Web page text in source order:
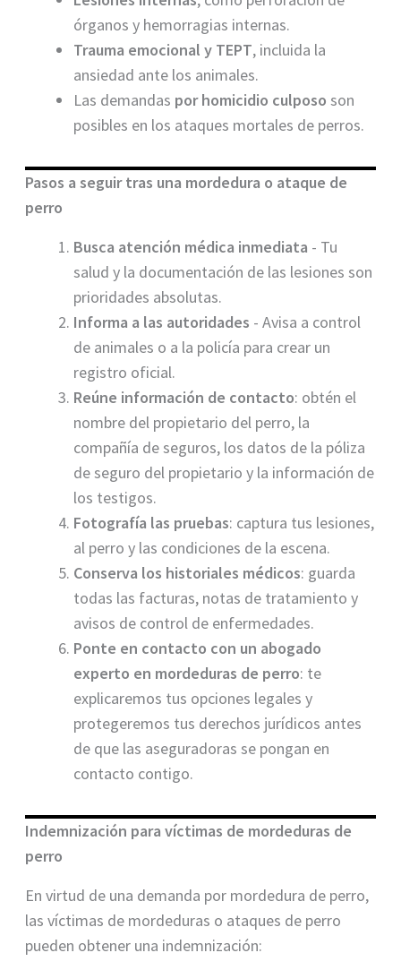
órganos y hemorragias internas.
Trauma emocional y TEPT, incluida la
ansiedad ante los animales.
Las demandas por homicidio culposo son
posibles en los ataques mortales de perros.
Pasos a seguir tras una mordedura o ataque de
perro
Busca atención médica inmediata - Tu
salud y la documentación de las lesiones son
prioridades absolutas.
Informa a las autoridades - Avisa a control
de animales o a la policía para crear un
registro oficial.
Reúne información de contacto: obtén el
nombre del propietario del perro, la
compañía de seguros, los datos de la póliza
de seguro del propietario y la información de
los testigos.
Fotografía las pruebas: captura tus lesiones,
al perro y las condiciones de la escena.
Conserva los historiales médicos: guarda
todas las facturas, notas de tratamiento y
avisos de control de enfermedades.
Ponte en contacto con un abogado
experto en mordeduras de perro: te
explicaremos tus opciones legales y
protegeremos tus derechos jurídicos antes
de que las aseguradoras se pongan en
contacto contigo.
Indemnización para víctimas de mordeduras de
perro
En virtud de una demanda por mordedura de perro,
las víctimas de mordeduras o ataques de perro
pueden obtener una indemnización: